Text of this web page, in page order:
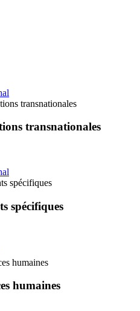
transnationales
transnationales
spécifiques
spécifiques
humaines
humaines